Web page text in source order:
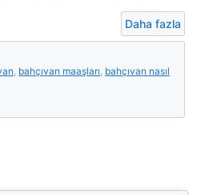
Daha fazla
bahçıvan maaşları bahçıvan nasıl